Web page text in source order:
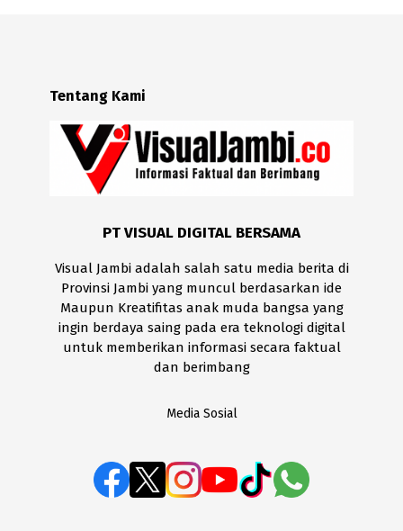
Tentang Kami
PT VISUAL DIGITAL BERSAMA
Visual Jambi adalah salah satu media berita di
Provinsi Jambi yang muncul berdasarkan ide
Maupun Kreatifitas anak muda bangsa yang
ingin berdaya saing pada era teknologi digital
untuk memberikan informasi secara faktual
dan berimbang
Media Sosial